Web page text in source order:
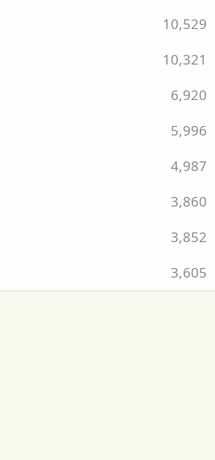
10,529
10,321
6,920
5,996
4,987
3,860
3,852
3,605